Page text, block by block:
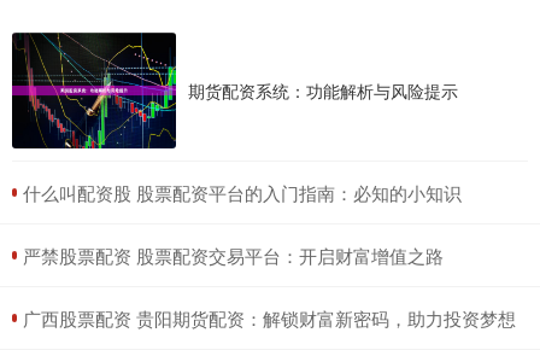
期货配资系统：功能解析与风险提示
​什么叫配资股 股票配资平台的入门指南：必知的小知识
​严禁股票配资 股票配资交易平台：开启财富增值之路
​广西股票配资 贵阳期货配资：解锁财富新密码，助力投资梦想